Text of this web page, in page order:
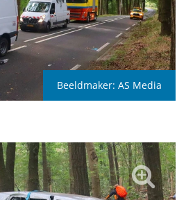
Beeldmaker: AS Media